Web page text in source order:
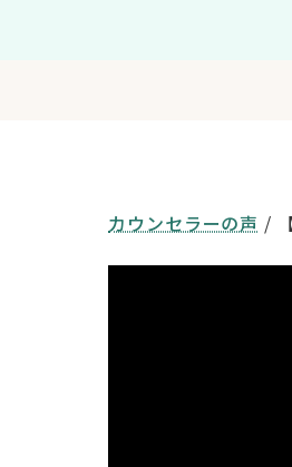
カウンセラーの声 /